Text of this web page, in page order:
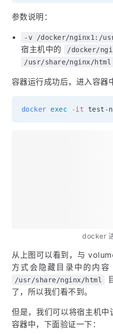
参数说明：
-v /docker/nginx1:/
宿主机中的
/docker/
/usr/share/nginx/html
容器运行成功后，进入容器
docker exec -it
docker
从上图可以看到，与
方式会隐藏目录中的内
/usr/share/nginx/html
了，所以我们看不到。
但是，我们可以将宿主机
容器中，下面验证一下：